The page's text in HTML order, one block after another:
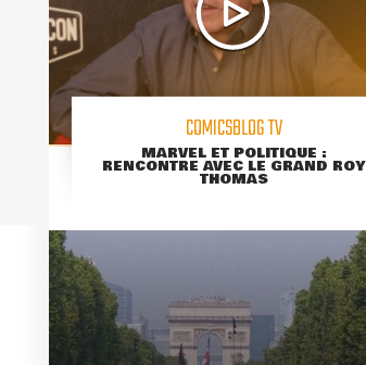
COMICSBLOG TV
MARVEL ET POLITIQUE :
RENCONTRE AVEC LE GRAND ROY
THOMAS